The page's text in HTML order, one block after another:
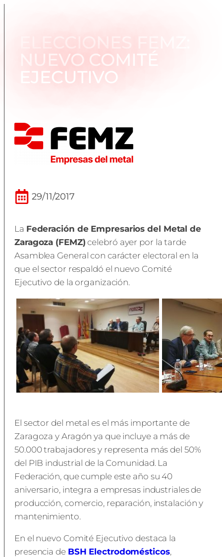
ELECCIONES FEMZ:
NUEVO COMITÉ
EJECUTIVO
29/11/2017
La Federación de Empresarios del Metal de
Zaragoza (FEMZ) celebró ayer por la tarde
Asamblea General con carácter electoral en la
que el sector respaldó el nuevo Comité
Ejecutivo de la organización.
El sector del metal es el más importante de
Zaragoza y Aragón ya que incluye a más de
50.000 trabajadores y representa más del 50%
del PIB industrial de la Comunidad. La
Federación, que cumple este año su 40
aniversario, integra a empresas industriales de
producción, comercio, reparación, instalación y
mantenimiento.
En el nuevo Comité Ejecutivo destaca la
presencia de BSH Electrodomésticos,